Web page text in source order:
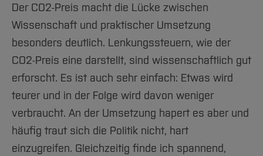
Der CO2-Preis macht die Lücke zwischen
Wissenschaft und praktischer Umsetzung
besonders deutlich. Lenkungssteuern, wie der
CO2-Preis eine darstellt, sind wissenschaftlich gut
erforscht. Es ist auch sehr einfach: Etwas wird
teurer und in der Folge wird davon weniger
verbraucht. An der Umsetzung hapert es aber und
häufig traut sich die Politik nicht, hart
einzugreifen. Gleichzeitig finde ich spannend,